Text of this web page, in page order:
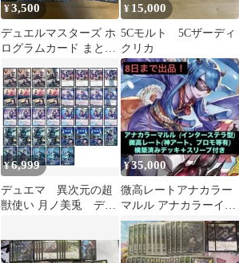
¥3,500
デュエルマスターズ ホ
ログラムカード まとめ
¥ 15,000
5Cモルト 5Cザーディ
クリカ
¥6,999
デュエマ 異次元の超
獣使い 月ノ美兎 デッ
¥35,000
微高レートアナカラー
マルル アナカラーイン
ターステラ 8月8日まで
出品